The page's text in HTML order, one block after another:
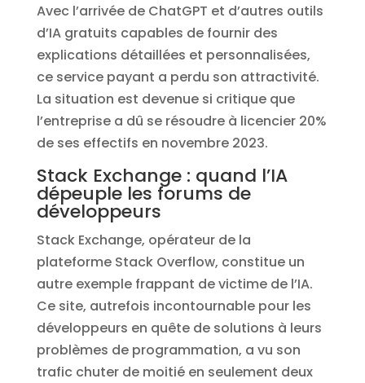
Avec l’arrivée de ChatGPT et d’autres outils
d’IA gratuits capables de fournir des
explications détaillées et personnalisées,
ce service payant a perdu son attractivité.
La situation est devenue si critique que
l’entreprise a dû se résoudre à licencier 20%
de ses effectifs en novembre 2023.
Stack Exchange : quand l’IA
dépeuple les forums de
développeurs
Stack Exchange, opérateur de la
plateforme Stack Overflow, constitue un
autre exemple frappant de victime de l’IA.
Ce site, autrefois incontournable pour les
développeurs en quête de solutions à leurs
problèmes de programmation, a vu son
trafic chuter de moitié en seulement deux